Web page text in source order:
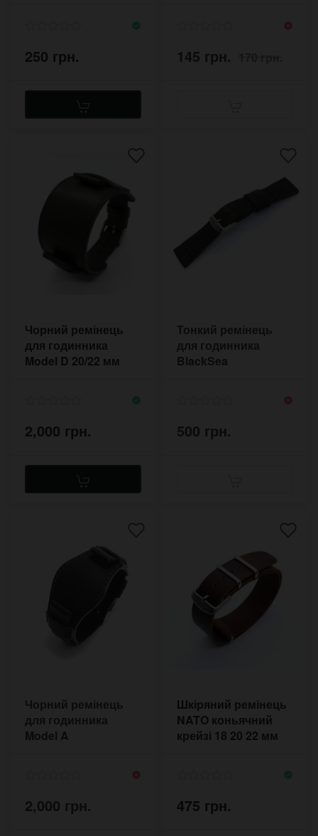
250 грн. 145 грн.
Чорний ремінець
для годинника
Model D 20/22 мм
2,000 грн.
Тонкий ремінець
для годинника
BlackSea
500 грн.
Чорний ремінець
для годинника
Model A
2,000 грн.
Шкіряний ремінець
NATO коньячний
крейзі 18 20 22 мм
475 грн.